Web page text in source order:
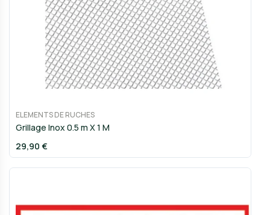
ELEMENTS DE RUCHES
Grillage Inox 0.5 m X 1 M
29,90 €